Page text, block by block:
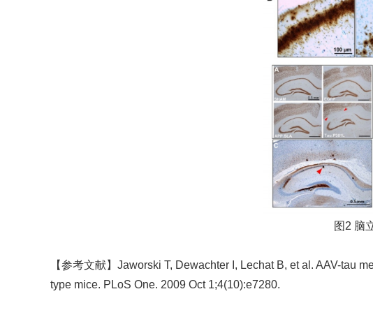
图2 脑
【参考文献】 Jaworski T, Dewachter I, Lechat B, et al. AAV-tau
type mice. PLoS One. 2009 Oct 1;4(10):e7280.